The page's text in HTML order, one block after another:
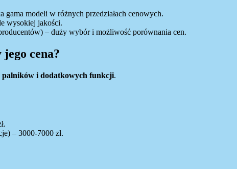
gama modeli w różnych przedziałach cenowych.
wysokiej jakości.
– duży wybór i możliwość porównania cen.
cena?
palników i dodatkowych funkcji.
– 3000-7000 zł.